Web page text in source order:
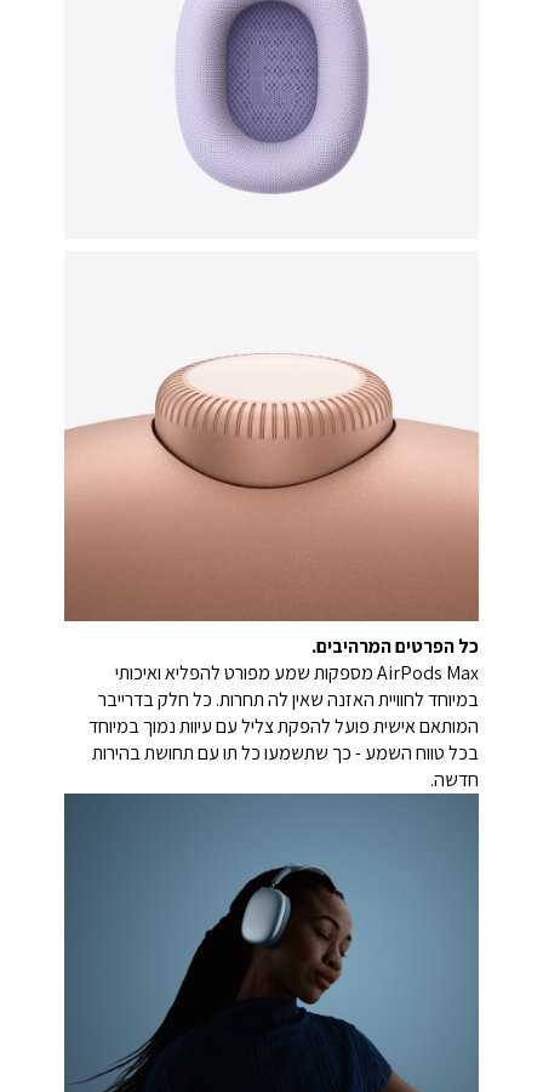
כל הפרטים המרהיבים.
AirPods Max מספקות שמע מפורט להפליא ואיכותי
במיוחד לחוויית האזנה שאין לה תחרות. כל חלק בדרייבר
המותאם אישית פועל להפקת צליל עם עיוות נמוך במיוחד
בכל טווח השמע - כך שתשמעו כל תו עם תחושת בהירות
חדשה.